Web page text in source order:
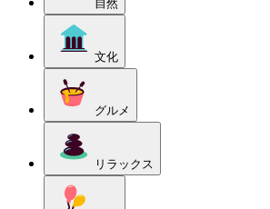
自然
文化
グルメ
リラックス